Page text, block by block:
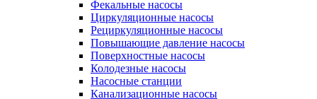
Фекальные насосы
Циркуляционные насосы
Рециркуляционные насосы
Повышающие давление насосы
Поверхностные насосы
Колодезные насосы
Насосные станции
Канализационные насосы